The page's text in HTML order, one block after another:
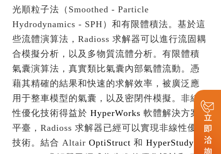
光順粒子法（Smoothed - Particle
Hydrodynamics - SPH）和有限體積法。基於這
些流體演算法，Radioss 求解器可以進行流固耦
合模擬分析，以及多物質流體分析。有限體積
氣囊演算法，真實類比氣囊內部氣體流動。憑
藉其精確的結果和快速的求解效率，被廣泛應
用于整車模型的氣囊，以及密閉件模擬。非線
性優化技術得益於 HyperWorks 軟體解決方案
平臺，Radioss 求解器已經可以實現非線性優化
技術。結合 Altair OptiStruct 和 HyperStudy 立即洽詢